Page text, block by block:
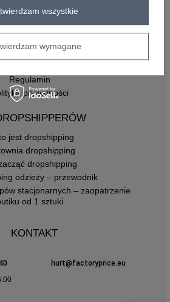
i koszty dostawy
zwrotów
Regulamin
prywatności
jest dropshipping
dropshipping
dropshipping
odzieży – przewodnik
stacjonarnych – zaopatrzenie
od 1 sztuki
KONTAKT
hurt@factoryprice.eu
wymagane
wszystkie